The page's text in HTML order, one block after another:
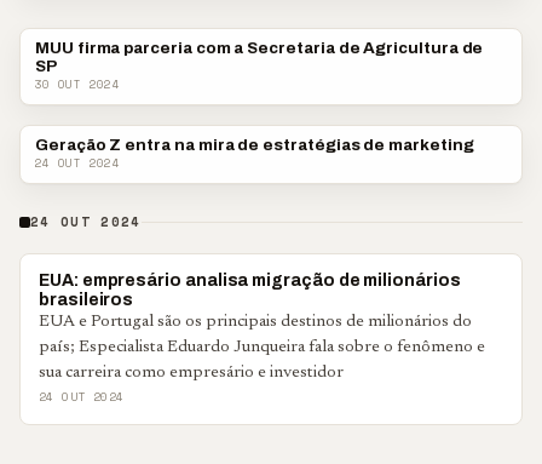
NOTÍCIAS CORPORATIVAS
MUU firma parceria com a Secretaria de Agricultura de
SP
30 OUT 2024
NOTÍCIAS CORPORATIVAS
Geração Z entra na mira de estratégias de marketing
24 OUT 2024
24 OUT 2024
NOTÍCIAS CORPORATIVAS
EUA: empresário analisa migração de milionários
brasileiros
EUA e Portugal são os principais destinos de milionários do
país; Especialista Eduardo Junqueira fala sobre o fenômeno e
sua carreira como empresário e investidor
24 OUT 2024